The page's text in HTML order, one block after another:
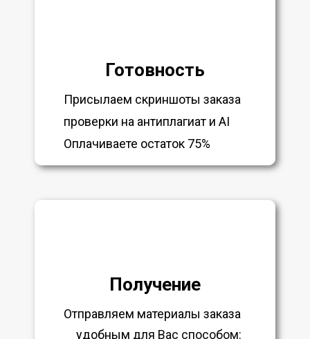
Готовность
Присылаем скриншоты заказа
проверки на антиплагиат и AI
Оплачиваете остаток 75%
Получение
Отправляем материалы заказа
удобным для Вас способом: